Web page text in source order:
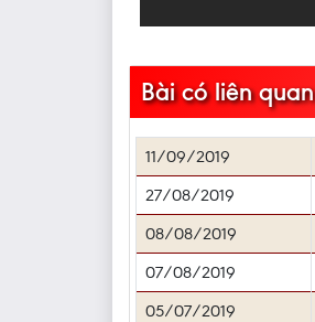
Bài có liên quan
11/09/2019
27/08/2019
08/08/2019
07/08/2019
05/07/2019